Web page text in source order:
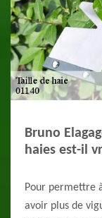
Bruno
haies est-il
Pour permettre
avoir plus de